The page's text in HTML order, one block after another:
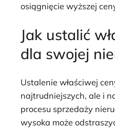
osiągnięcie wyższej
Jak ustalić
dla swojej
Ustalenie właściwej
najtrudniejszych, ale i
procesu sprzedaży
wysoka może